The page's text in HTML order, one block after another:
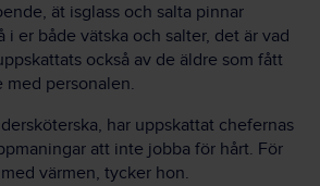
ät isglass och salta pinnar
i er både vätska och salter, det är vad
också av de äldre som fått
med personalen.
har uppskattat chefernas
att inte jobba för hårt. För
värmen, tycker hon.